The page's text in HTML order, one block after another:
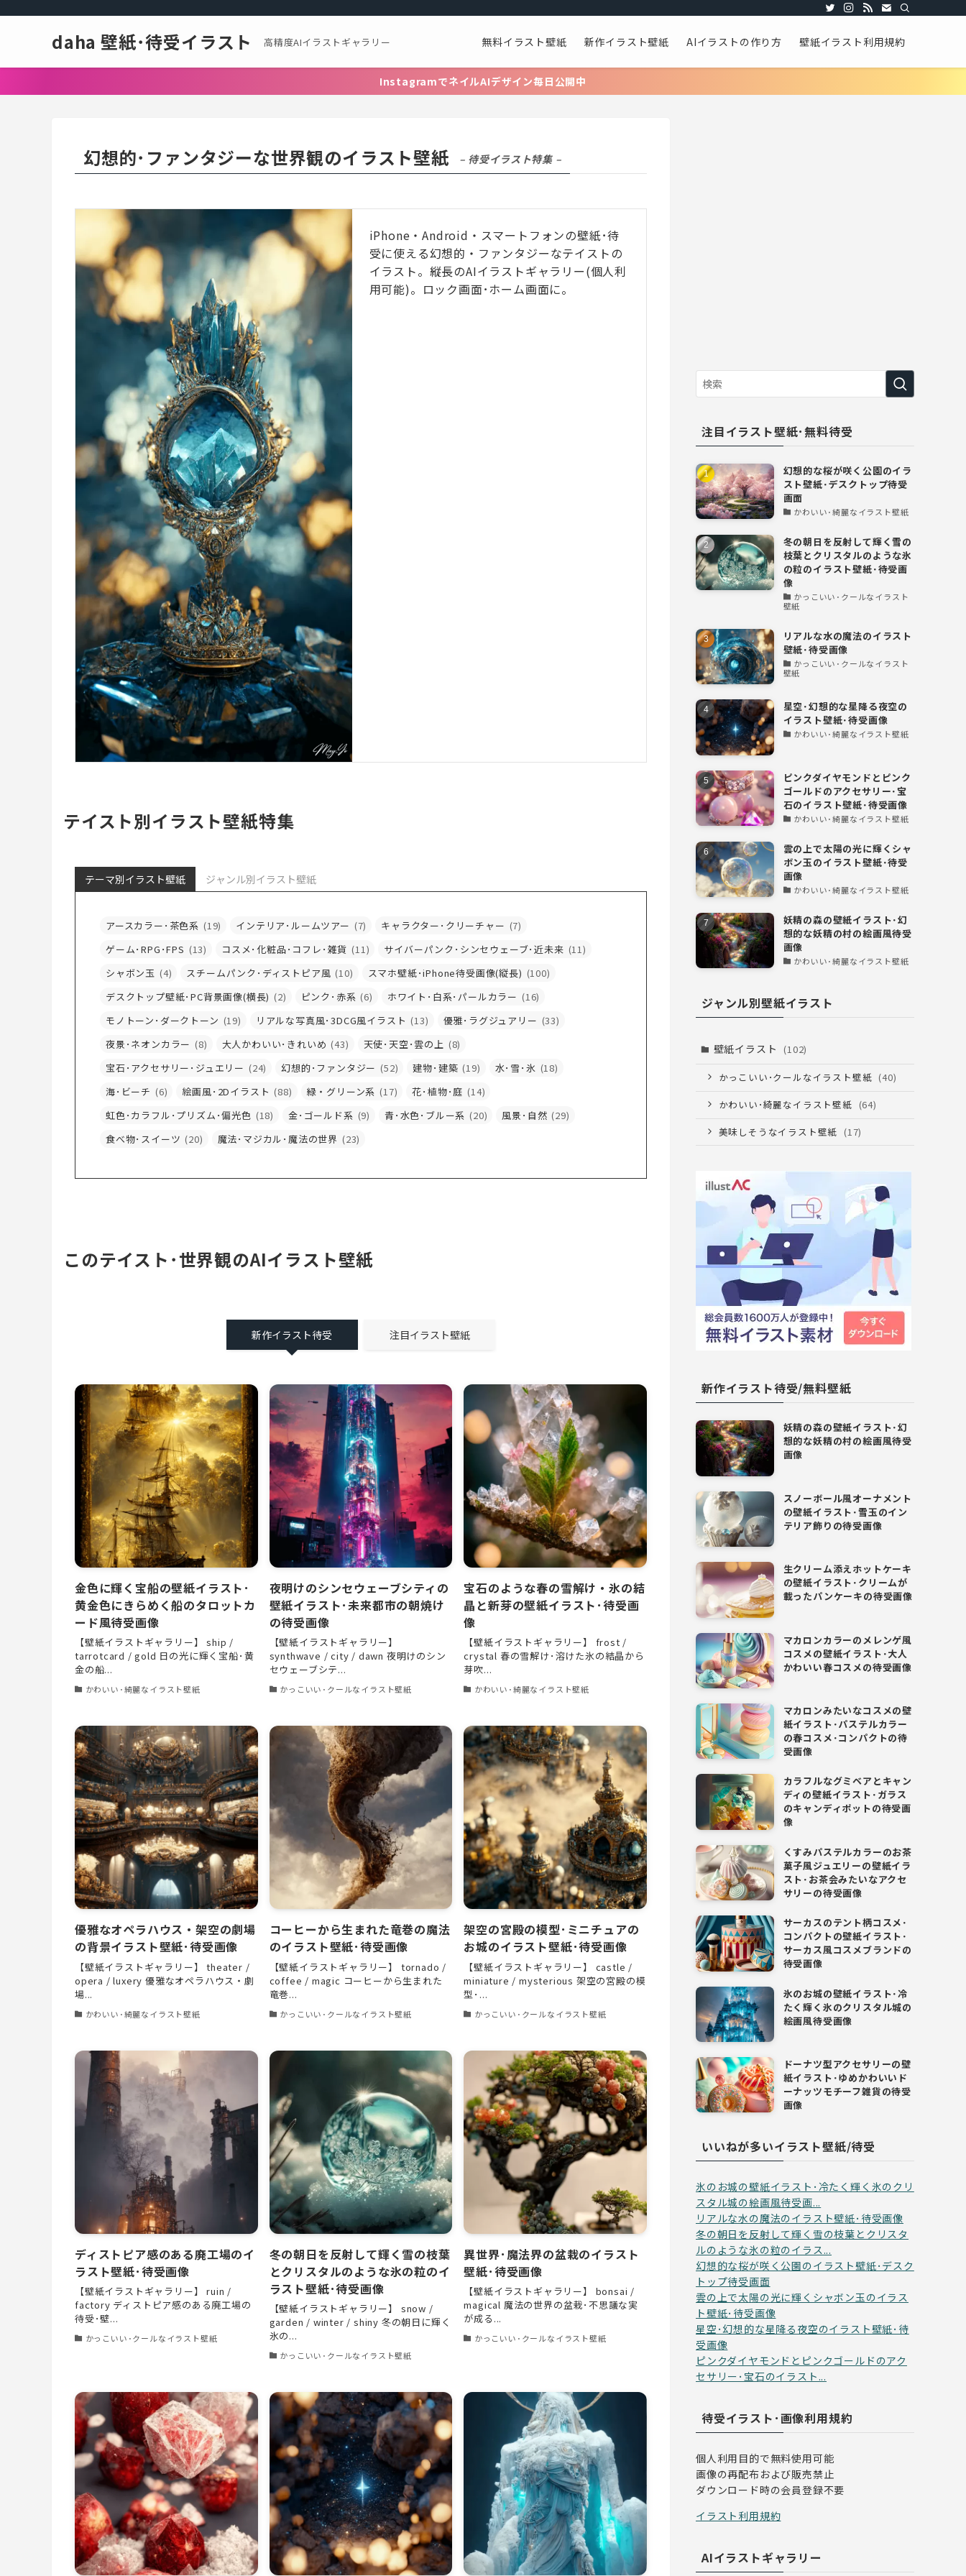
daha 壁紙･待受イラスト 高精度AIイラストギャラリー 無料イラスト壁紙 新作イラスト壁紙 AIイラストの作り方 壁紙イラスト利用規約
InstagramでネイルAIデザイン毎日公開中
幻想的･ファンタジーな世界観のイラスト壁紙 – 待受イラスト特集 –
iPhone・Android・スマートフォンの壁紙･待
受に使える幻想的・ファンタジーなテイストの
イラスト。縦長のAIイラストギャラリー(個人利
用可能)。ロック画面･ホーム画面に。
テイスト別イラスト壁紙特集
テーマ別イラスト壁紙 ジャンル別イラスト壁紙
アースカラー･茶色系 (19) インテリア･ルームツアー (7) キャラクター･クリーチャー (7)
ゲーム･RPG･FPS (13) コスメ･化粧品･コフレ･雑貨 (11) サイバーパンク･シンセウェーブ･近未来 (11)
シャボン玉 (4) スチームパンク･ディストピア風 (10) スマホ壁紙･iPhone待受画像(縦長) (100)
デスクトップ壁紙･PC背景画像(横長) (2) ピンク･赤系 (6) ホワイト･白系･パールカラー (16)
モノトーン･ダークトーン (19) リアルな写真風･3DCG風イラスト (13) 優雅･ラグジュアリー (33)
夜景･ネオンカラー (8) 大人かわいい･きれいめ (43) 天使･天空･雲の上 (8)
宝石･アクセサリー･ジュエリー (24) 幻想的･ファンタジー (52) 建物･建築 (19) 水･雪･氷 (18)
海･ビーチ (6) 絵画風･2Dイラスト (88) 緑・グリーン系 (17) 花･植物･庭 (14)
虹色･カラフル･プリズム･偏光色 (18) 金･ゴールド系 (9) 青･水色･ブルー系 (20) 風景･自然 (29)
食べ物･スイーツ (20) 魔法･マジカル･魔法の世界 (23)
このテイスト･世界観のAIイラスト壁紙
新作イラスト待受 注目イラスト壁紙
金色に輝く宝船の壁紙イラスト･
黄金色にきらめく船のタロットカ
ード風待受画像
【壁紙イラストギャラリー】 ship /
tarrotcard / gold 日の光に輝く宝船･黄
金の船...
かわいい･綺麗なイラスト壁紙
夜明けのシンセウェーブシティの
壁紙イラスト･未来都市の朝焼け
の待受画像
【壁紙イラストギャラリー】
synthwave / city / dawn 夜明けのシン
セウェーブシテ...
かっこいい･クールなイラスト壁紙
宝石のような春の雪解け・氷の結
晶と新芽の壁紙イラスト･待受画
像
【壁紙イラストギャラリー】 frost /
crystal 春の雪解け･溶けた氷の結晶から
芽吹...
かわいい･綺麗なイラスト壁紙
優雅なオペラハウス・架空の劇場
の背景イラスト壁紙･待受画像
【壁紙イラストギャラリー】 theater /
opera / luxery 優雅なオペラハウス・劇
場...
かわいい･綺麗なイラスト壁紙
コーヒーから生まれた竜巻の魔法
のイラスト壁紙･待受画像
【壁紙イラストギャラリー】 tornado /
coffee / magic コーヒーから生まれた
竜巻...
かっこいい･クールなイラスト壁紙
架空の宮殿の模型･ミニチュアの
お城のイラスト壁紙･待受画像
【壁紙イラストギャラリー】 castle /
miniature / mysterious 架空の宮殿の模
型･...
かっこいい･クールなイラスト壁紙
ディストピア感のある廃工場のイ
ラスト壁紙･待受画像
【壁紙イラストギャラリー】 ruin /
factory ディストピア感のある廃工場の
待受･壁...
かっこいい･クールなイラスト壁紙
冬の朝日を反射して輝く雪の枝葉
とクリスタルのような氷の粒のイ
ラスト壁紙･待受画像
【壁紙イラストギャラリー】 snow /
garden / winter / shiny 冬の朝日に輝く
氷の...
かっこいい･クールなイラスト壁紙
異世界･魔法界の盆栽のイラスト
壁紙･待受画像
【壁紙イラストギャラリー】 bonsai /
magical 魔法の世界の盆栽･不思議な実
が成る...
かっこいい･クールなイラスト壁紙
注目イラスト壁紙･無料待受
幻想的な桜が咲く公園のイラ
スト壁紙･デスクトップ待受
画面
かわいい･綺麗なイラスト壁紙
冬の朝日を反射して輝く雪の
枝葉とクリスタルのような氷
の粒のイラスト壁紙･待受画
像
かっこいい･クールなイラスト
壁紙
リアルな水の魔法のイラスト
壁紙･待受画像
かっこいい･クールなイラスト
壁紙
星空･幻想的な星降る夜空の
イラスト壁紙･待受画像
かわいい･綺麗なイラスト壁紙
ピンクダイヤモンドとピンク
ゴールドのアクセサリー･宝
石のイラスト壁紙･待受画像
かわいい･綺麗なイラスト壁紙
雲の上で太陽の光に輝くシャ
ボン玉のイラスト壁紙･待受
画像
かわいい･綺麗なイラスト壁紙
妖精の森の壁紙イラスト･幻
想的な妖精の村の絵画風待受
画像
かわいい･綺麗なイラスト壁紙
ジャンル別壁紙イラスト
壁紙イラスト (102)
かっこいい･クールなイラスト壁紙 (40)
かわいい･綺麗なイラスト壁紙 (64)
美味しそうなイラスト壁紙 (17)
新作イラスト待受/無料壁紙
妖精の森の壁紙イラスト･幻
想的な妖精の村の絵画風待受
画像
スノーボール風オーナメント
の壁紙イラスト･雪玉のイン
テリア飾りの待受画像
生クリーム添えホットケーキ
の壁紙イラスト･クリームが
載ったパンケーキの待受画像
マカロンカラーのメレンゲ風
コスメの壁紙イラスト･大人
かわいい春コスメの待受画像
マカロンみたいなコスメの壁
紙イラスト･パステルカラー
の春コスメ･コンパクトの待
受画像
カラフルなグミベアとキャン
ディの壁紙イラスト･ガラス
のキャンディポットの待受画
像
くすみパステルカラーのお茶
菓子風ジュエリーの壁紙イラ
スト･お茶会みたいなアクセ
サリーの待受画像
サーカスのテント柄コスメ･
コンパクトの壁紙イラスト･
サーカス風コスメブランドの
待受画像
氷のお城の壁紙イラスト･冷
たく輝く氷のクリスタル城の
絵画風待受画像
ドーナツ型アクセサリーの壁
紙イラスト･ゆめかわいいド
ーナッツモチーフ雑貨の待受
画像
いいねが多いイラスト壁紙/待受
氷のお城の壁紙イラスト･冷たく輝く氷のクリ
スタル城の絵画風待受画...
リアルな水の魔法のイラスト壁紙･待受画像
冬の朝日を反射して輝く雪の枝葉とクリスタ
ルのような氷の粒のイラス...
幻想的な桜が咲く公園のイラスト壁紙･デスク
トップ待受画面
雲の上で太陽の光に輝くシャボン玉のイラス
ト壁紙･待受画像
星空･幻想的な星降る夜空のイラスト壁紙･待
受画像
ピンクダイヤモンドとピンクゴールドのアク
セサリー･宝石のイラスト...
待受イラスト･画像利用規約
個人利用目的で無料使用可能
画像の再配布および販売禁止
ダウンロード時の会員登録不要
イラスト利用規約
AIイラストギャラリー